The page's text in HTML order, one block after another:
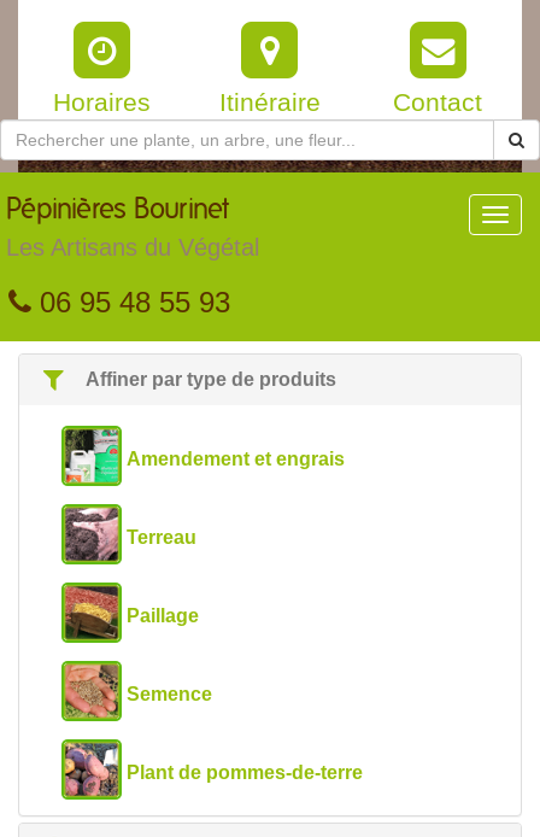
Horaires Itinéraire Contact
Pépinières Bourinet
Les Artisans du Végétal
06 95 48 55 93
Affiner par type de produits
Amendement et engrais
Terreau
Paillage
Semence
Plant de pommes-de-terre